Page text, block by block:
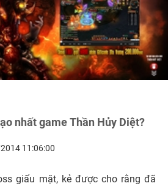
nhất game Thần Hủy Diệt?
11:06:00
giấu mặt, kẻ được cho rằng đã